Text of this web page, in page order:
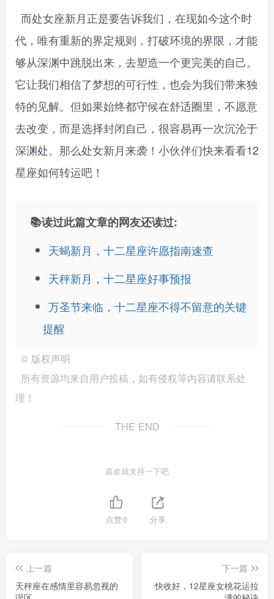
而处女座新月正是要告诉我们，在现如今这个时
代，唯有重新的界定规则，打破环境的界限，才能
够从深渊中跳脱出来，去塑造一个更完美的自己。
它让我们相信了梦想的可行性，也会为我们带来独
特的见解。但如果始终都守候在舒适圈里，不愿意
去改变，而是选择封闭自己，很容易再一次沉沦于
深渊处。那么处女新月来袭！小伙伴们快来看看12
星座如何转运吧！
📚读过此篇文章的网友还读过:
天蝎新月，十二星座许愿指南速查
天秤新月，十二星座好事预报
万圣节来临，十二星座不得不留意的关键
提醒
© 版权声明
所有资源均来自用户投稿，如有侵权等内容请联系处
理！
THE END
喜欢就支持一下吧
点赞0 分享
上一篇
天秤座在感情里容易忽视的
下一篇
快收好，12星座女桃花运拉